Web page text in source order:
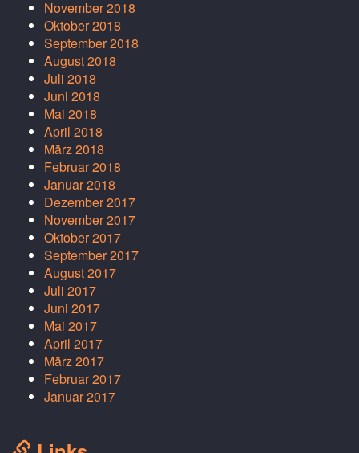
November 2018
Oktober 2018
September 2018
August 2018
Juli 2018
Juni 2018
Mai 2018
April 2018
März 2018
Februar 2018
Januar 2018
Dezember 2017
November 2017
Oktober 2017
September 2017
August 2017
Juli 2017
Juni 2017
Mai 2017
April 2017
März 2017
Februar 2017
Januar 2017